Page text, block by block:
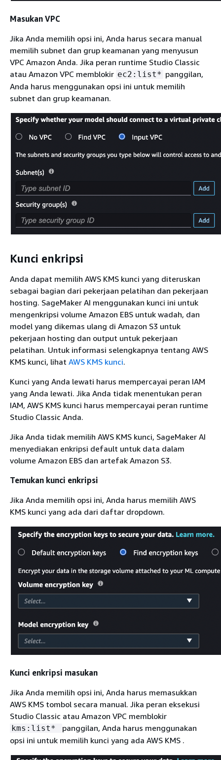
Masukan VPC
Jika Anda memilih opsi ini, Anda harus secara manual
memilih subnet dan grup keamanan yang menyusun
VPC Amazon Anda. Jika peran runtime Studio Classic
atau Amazon VPC memblokir ec2:list* panggilan,
Anda harus menggunakan opsi ini untuk memilih
subnet dan grup keamanan.
Kunci enkripsi
Anda dapat memilih AWS KMS kunci yang diteruskan
sebagai bagian dari pekerjaan pelatihan dan pekerjaan
hosting. SageMaker AI menggunakan kunci ini untuk
mengenkripsi volume Amazon EBS untuk wadah, dan
model yang dikemas ulang di Amazon S3 untuk
pekerjaan hosting dan output untuk pekerjaan
pelatihan. Untuk informasi selengkapnya tentang AWS
KMS kunci, lihat AWS KMS kunci.
Kunci yang Anda lewati harus mempercayai peran IAM
yang Anda lewati. Jika Anda tidak menentukan peran
IAM, AWS KMS kunci harus mempercayai peran runtime
Studio Classic Anda.
Jika Anda tidak memilih AWS KMS kunci, SageMaker AI
menyediakan enkripsi default untuk data dalam
volume Amazon EBS dan artefak Amazon S3.
Temukan kunci enkripsi
Jika Anda memilih opsi ini, Anda harus memilih AWS
KMS kunci yang ada dari daftar dropdown.
Kunci enkripsi masukan
Jika Anda memilih opsi ini, Anda harus memasukkan
AWS KMS tombol secara manual. Jika peran eksekusi
Studio Classic atau Amazon VPC memblokir
kms:list*
panggilan, Anda harus menggunakan
opsi ini untuk memilih kunci yang ada AWS KMS .